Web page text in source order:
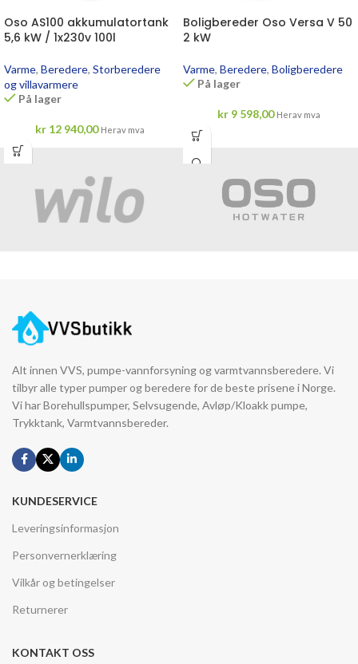
Oso AS100 akkumulatortank
5,6 kW / 1x230v 100l
Varme, Beredere, Storberedere
og villavarmere
På lager
kr12 940,00 Herav mva
Boligbereder Oso Versa V 50
2 kW
Varme, Beredere, Boligberedere
På lager
kr9 598,00 Herav mva
Alt innen VVS, pumpe-vannforsyning og varmtvannsberedere. Vi
tilbyr alle typer pumper og beredere for de beste prisene i Norge.
Vi har Borehullspumper, Selvsugende, Avløp/Kloakk pumpe,
Trykktank, Varmtvannsbereder.
KUNDESERVICE
Leveringsinformasjon
Personvernerklæring
Vilkår og betingelser
Returnerer
KONTAKT OSS